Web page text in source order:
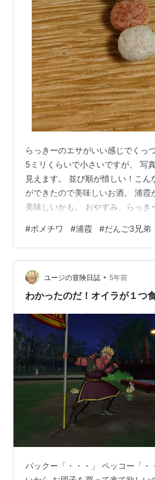
らっきーのエサがいい感じでくっ
5ミリくらいで小さいですが、 写
見えます。 並び順が惜しい！こ
ができたので美味しいお酒。 浦霞
美味しいかも。 おやすみ、らっき
#ポメチワ #浦霞 #だんご3兄弟
ユージの冒険日誌 • 5年前
わかったのだ！オイラが１つ
パックー「・・・」 ペッコー「